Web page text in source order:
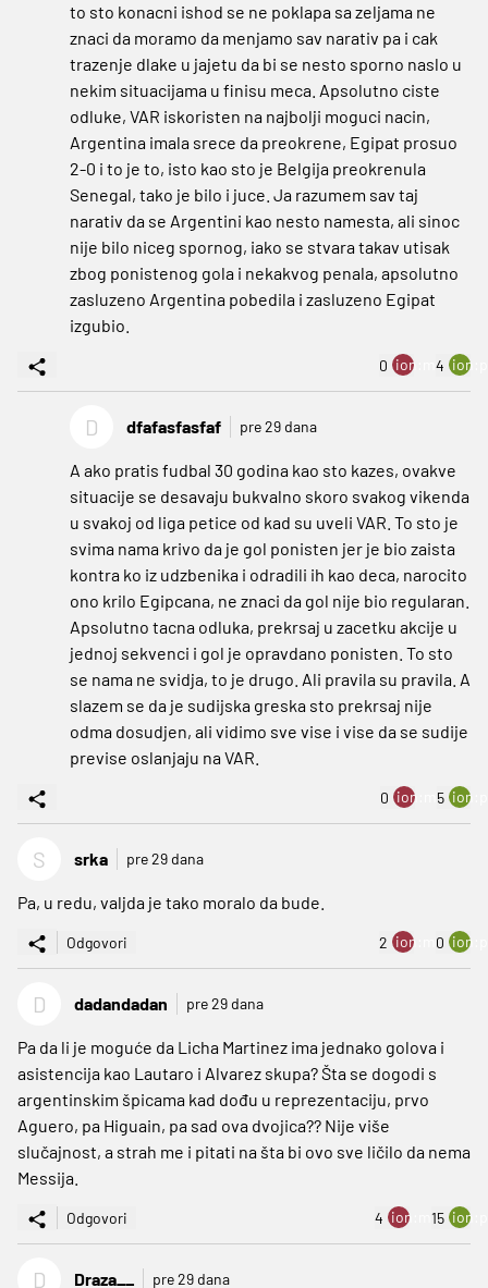
to sto konacni ishod se ne poklapa sa zeljama ne
znaci da moramo da menjamo sav narativ pa i cak
trazenje dlake u jajetu da bi se nesto sporno naslo u
nekim situacijama u finisu meca. Apsolutno ciste
odluke, VAR iskoristen na najbolji moguci nacin,
Argentina imala srece da preokrene, Egipat prosuo
2-0 i to je to, isto kao sto je Belgija preokrenula
Senegal, tako je bilo i juce. Ja razumem sav taj
narativ da se Argentini kao nesto namesta, ali sinoc
nije bilo niceg spornog, iako se stvara takav utisak
zbog ponistenog gola i nekakvog penala, apsolutno
zasluzeno Argentina pobedila i zasluzeno Egipat
izgubio.
0 ion:minus
4
D dfafasfasfaf pre 29 dana
A ako pratis fudbal 30 godina kao sto kazes, ovakve
situacije se desavaju bukvalno skoro svakog vikenda
u svakoj od liga petice od kad su uveli VAR. To sto je
svima nama krivo da je gol ponisten jer je bio zaista
kontra ko iz udzbenika i odradili ih kao deca, narocito
ono krilo Egipcana, ne znaci da gol nije bio regularan.
Apsolutno tacna odluka, prekrsaj u zacetku akcije u
jednoj sekvenci i gol je opravdano ponisten. To sto
se nama ne svidja, to je drugo. Ali pravila su pravila. A
slazem se da je sudijska greska sto prekrsaj nije
odma dosudjen, ali vidimo sve vise i vise da se sudije
previse oslanjaju na VAR.
0 ion:minus
5
S srka pre 29 dana
Pa, u redu, valjda je tako moralo da bude.
Odgovori 2 ion:minus
0
D dadandadan pre 29 dana
Pa da li je moguće da Licha Martinez ima jednako golova i
asistencija kao Lautaro i Alvarez skupa? Šta se dogodi s
argentinskim špicama kad dođu u reprezentaciju, prvo
Aguero, pa Higuain, pa sad ova dvojica?? Nije više
slučajnost, a strah me i pitati na šta bi ovo sve ličilo da nema
Messija.
Odgovori 4 ion:minus
15
D Draza__ pre 29 dana